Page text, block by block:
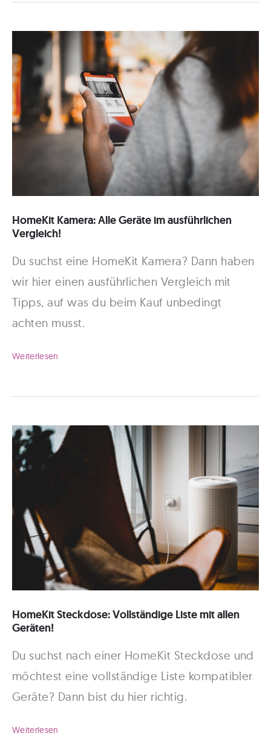
Alle
2022
im
Vergleich!
HomeKit Kamera: Alle Geräte im ausführlichen
Vergleich!
Du suchst eine HomeKit Kamera? Dann haben
wir hier einen ausführlichen Vergleich mit
Tipps, auf was du beim Kauf unbedingt
achten musst.
HomeKit
Alle
im
ausführlichen
Weiterlesen
HomeKit Steckdose: Vollständige Liste mit allen
Geräten!
Du suchst nach einer HomeKit Steckdose und
möchtest eine vollständige Liste kompatibler
Geräte? Dann bist du hier richtig.
HomeKit
Weiterlesen